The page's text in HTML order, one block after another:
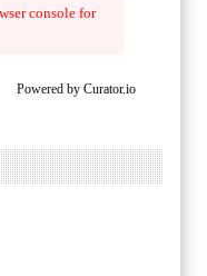
console for
Powered by Curator.io